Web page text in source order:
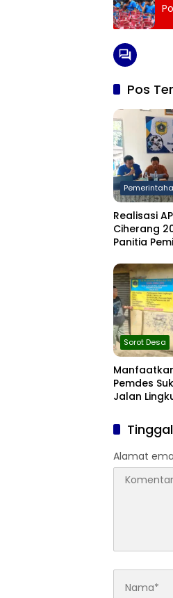
Pos
Realisasi
Ciherang
Panitia
Sorot Desa
Pemdes
Jalan
Alamat